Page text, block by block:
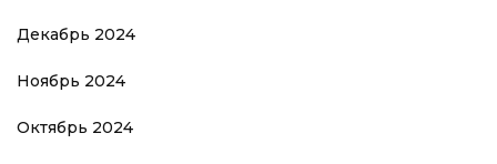
Декабрь 2024
Ноябрь 2024
Октябрь 2024